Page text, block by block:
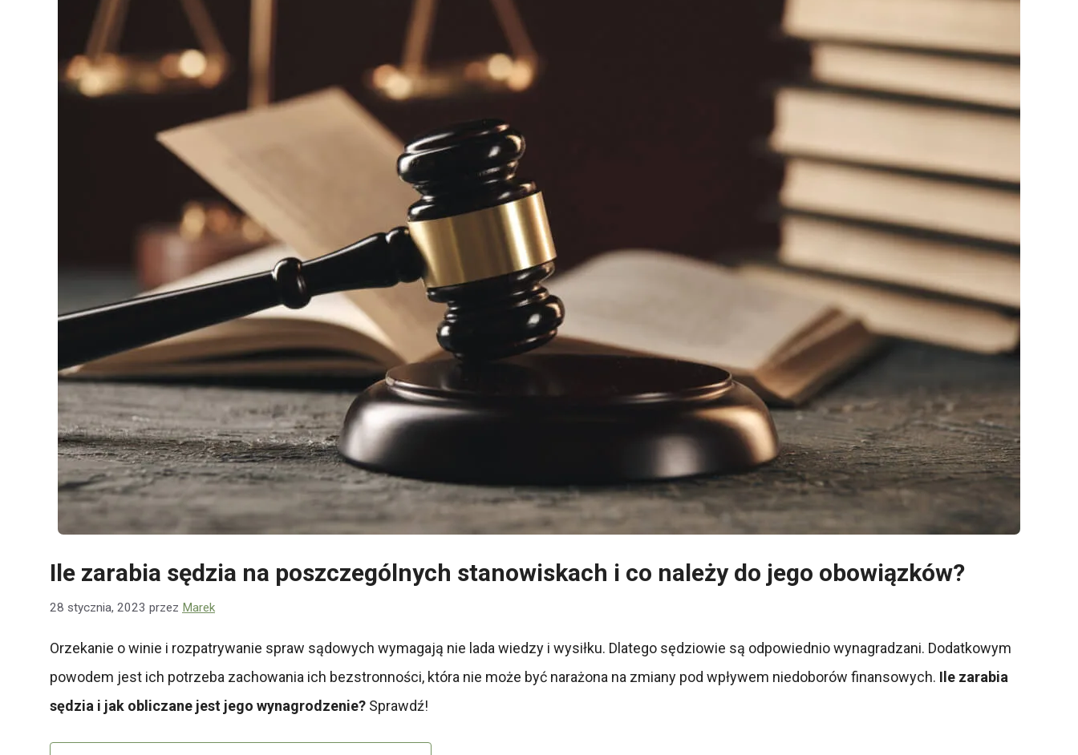
Ile zarabia sędzia na poszczególnych stanowiskach i co należy do jego obowiązków?
28 stycznia, 2023 przez Marek
Orzekanie o winie i rozpatrywanie spraw sądowych wymagają nie lada wiedzy i wysiłku. Dlatego sędziowie są odpowiednio wynagradzani. Dodatkowym
powodem jest ich potrzeba zachowania ich bezstronności, która nie może być narażona na zmiany pod wpływem niedoborów finansowych. Ile zarabia
sędzia i jak obliczane jest jego wynagrodzenie? Sprawdź!